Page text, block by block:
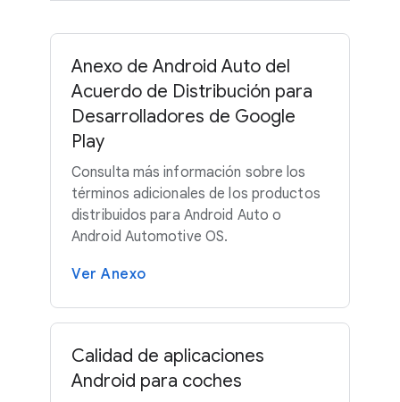
Anexo de Android Auto del
Acuerdo de Distribución para
Desarrolladores de Google
Play
Consulta más información sobre los
términos adicionales de los productos
distribuidos para Android Auto o
Android Automotive OS.
Ver Anexo
Calidad de aplicaciones
Android para coches